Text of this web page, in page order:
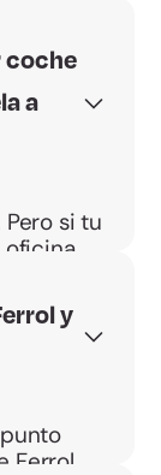
coche
a
si tu
y
Ferrol.